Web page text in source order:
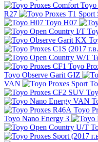
Toyo
R27
Toyo H07
Toyo
Toyo Observe Garit GIZ
VAN
Toyo
Toyo Nano Energy 3